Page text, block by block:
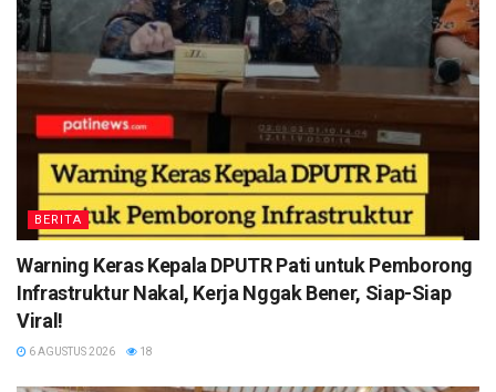
BERITA
Warning Keras Kepala DPUTR Pati untuk Pemborong
Infrastruktur Nakal, Kerja Nggak Bener, Siap-Siap
Viral!
6 AGUSTUS 2026 18